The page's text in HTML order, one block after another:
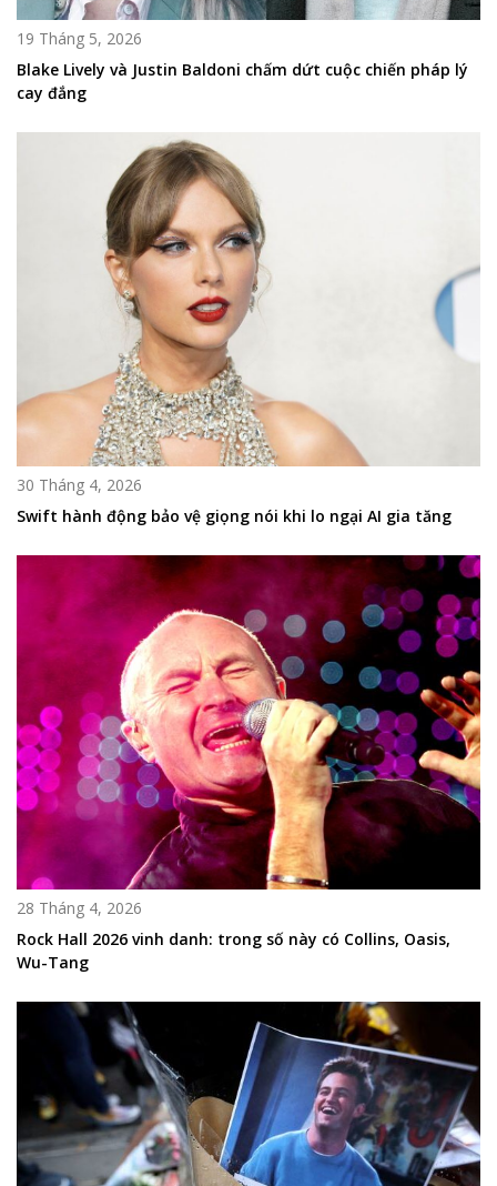
19 Tháng 5, 2026
Blake Lively và Justin Baldoni chấm dứt cuộc chiến pháp lý
cay đắng
30 Tháng 4, 2026
Swift hành động bảo vệ giọng nói khi lo ngại AI gia tăng
28 Tháng 4, 2026
Rock Hall 2026 vinh danh: trong số này có Collins, Oasis,
Wu-Tang